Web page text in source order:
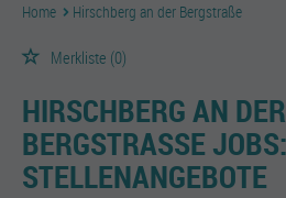
Home Hirschberg an der Bergstraße
Merkliste (0)
HIRSCHBERG AN DER
BERGSTRASSE JOBS:
STELLENANGEBOTE